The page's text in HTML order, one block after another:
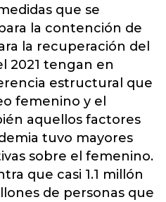
que se
la contención de
la recuperación del
2021 tengan en
estructural que
femenino y el
aquellos factores
tuvo mayores
sobre el femenino.
que casi 1.1 millón
de personas que